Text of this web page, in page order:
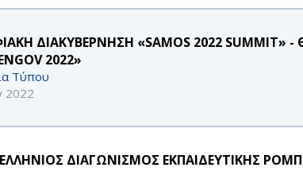
ΔΙΑΚΥΒΕΡΝΗΣΗ «SAMOS 2022 SUMMIT»
2022»
Τύπου
2022
ΔΙΑΓΩΝΙΣΜΟΣ ΕΚΠΑΙΔΕΥΤΙΚΗΣ